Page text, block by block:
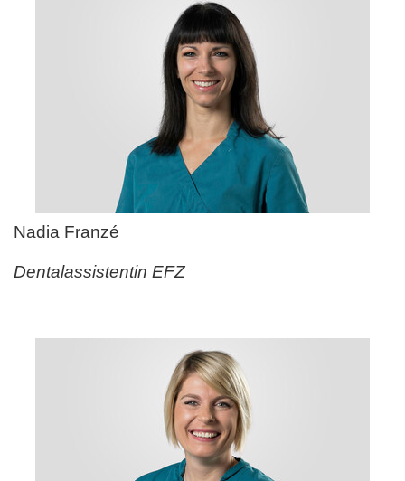
Nadia Franzé
Dentalassistentin EFZ